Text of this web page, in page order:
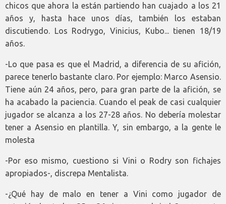
chicos que ahora la están partiendo han cuajado a los 21
años y, hasta hace unos días, también los estaban
discutiendo. Los Rodrygo, Vinicius, Kubo... tienen 18/19
años.
-Lo que pasa es que el Madrid, a diferencia de su afición,
parece tenerlo bastante claro. Por ejemplo: Marco Asensio.
Tiene aún 24 años, pero, para gran parte de la afición, se
ha acabado la paciencia. Cuando el peak de casi cualquier
jugador se alcanza a los 27-28 años. No debería molestar
tener a Asensio en plantilla. Y, sin embargo, a la gente le
molesta
-Por eso mismo, cuestiono si Vini o Rodry son fichajes
apropiados-, discrepa Mentalista.
-¿Qué hay de malo en tener a Vini como jugador de